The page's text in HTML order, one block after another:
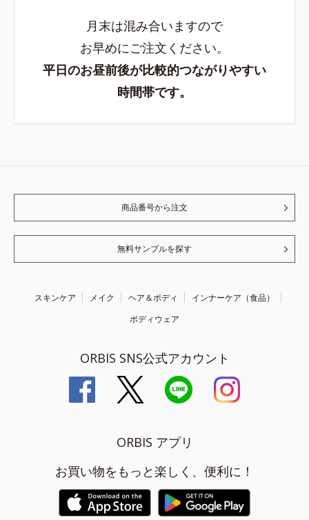
月末は混み合いますので
お早めにご注文ください。
平日のお昼前後が比較的つながりやすい
時間帯です。
商品番号から注文
無料サンプルを探す
スキンケア メイク ヘア＆ボディ
インナーケア（食品）
ボディウェア
ORBIS SNS公式アカウント
ORBIS アプリ
お買い物をもっと楽しく、便利に！